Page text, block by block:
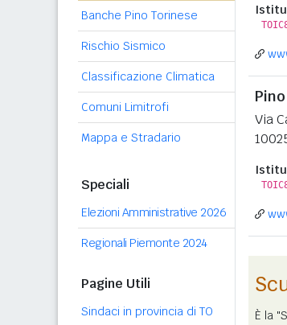
Banche Pino Torinese
Rischio Sismico
Classificazione Climatica
Comuni Limitrofi
Mappa e Stradario
Speciali
Elezioni Amministrative 2026
Regionali Piemonte 2024
Pagine Utili
Sindaci in provincia di TO
Via
È la